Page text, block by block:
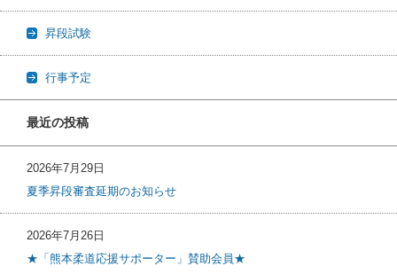
昇段試験
行事予定
最近の投稿
2026年7月29日
夏季昇段審査延期のお知らせ
2026年7月26日
★「熊本柔道応援サポーター」賛助会員★